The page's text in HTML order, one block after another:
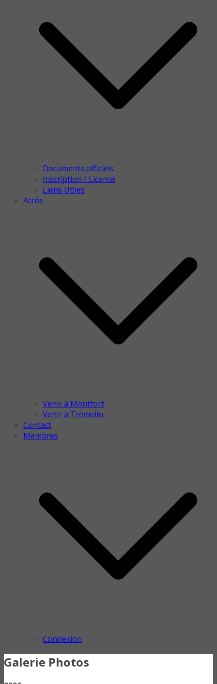
Documents officiels
Inscription / Licence
Liens Utiles
Accès
Venir à Montfort
Venir à Trémelin
Contact
Membres
Connexion
Galerie Photos